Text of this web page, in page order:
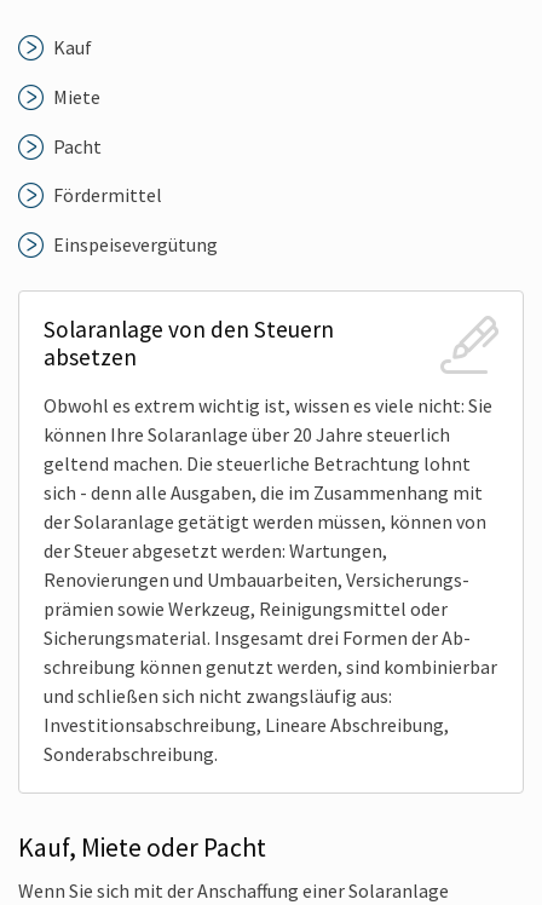
Kauf
Miete
Pacht
Förder­mittel
Einspeise­vergütung
Solar­anlage von den Steuern
absetzen
Obwohl es extrem wichtig ist, wissen es viele nicht: Sie
können Ihre Solar­anlage über 20 Jahre steuer­lich
geltend machen. Die steuer­liche Betrachtung lohnt
sich - denn alle Ausgaben, die im Zusammen­hang mit
der Solar­anlage getätigt werden müssen, können von
der Steuer abgesetzt werden: Wartungen,
Renovierungen und Umbau­arbeiten, Versicherungs­
prämien sowie Werkzeug, Reinigungs­mittel oder
Sicherungs­material. Insgesamt drei Formen der Ab­
schreibung können genutzt werden, sind kombinier­bar
und schließen sich nicht zwangs­läufig aus:
Investitions­abschreibung, Lineare Abschreibung,
Sonder­abschreibung.
Kauf, Miete oder Pacht
Wenn Sie sich mit der An­schaffung einer Solar­anlage